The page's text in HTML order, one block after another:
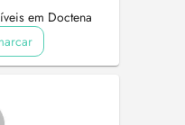
em Doctena